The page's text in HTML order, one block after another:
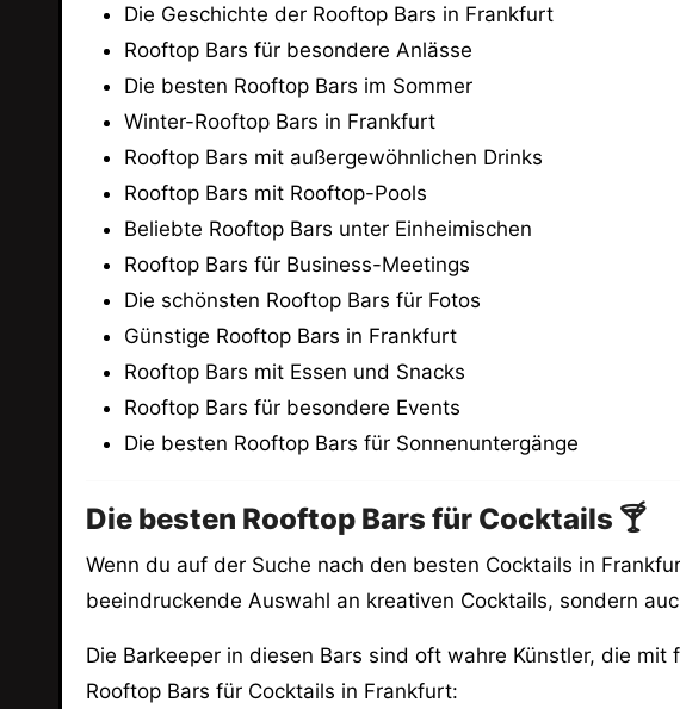
Die Geschichte der Rooftop Bars in Frankfurt
Rooftop Bars für besondere Anlässe
Die besten Rooftop Bars im Sommer
Winter-Rooftop Bars in Frankfurt
Rooftop Bars mit außergewöhnlichen Drinks
Rooftop Bars mit Rooftop-Pools
Beliebte Rooftop Bars unter Einheimischen
Rooftop Bars für Business-Meetings
Die schönsten Rooftop Bars für Fotos
Günstige Rooftop Bars in Frankfurt
Rooftop Bars mit Essen und Snacks
Rooftop Bars für besondere Events
Die besten Rooftop Bars für Sonnenuntergänge
Die besten Rooftop Bars für Cocktails 🍸
Wenn du auf der Suche nach den besten Cocktails in
beeindruckende Auswahl an kreativen Cocktails, sondern
Die Barkeeper in diesen Bars sind oft wahre Künstler, die
Rooftop Bars für Cocktails in Frankfurt: